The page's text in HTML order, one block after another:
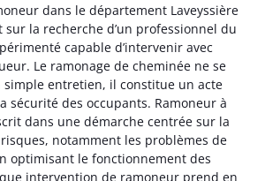
dans le département Laveyssière
sur la recherche d’un professionnel du
capable d’intervenir avec
Le ramonage de cheminée ne se
simple entretien, il constitue un acte
sécurité des occupants. Ramoneur à
dans une démarche centrée sur la
notamment les problèmes de
optimisant le fonctionnement des
intervention de ramoneur prend en